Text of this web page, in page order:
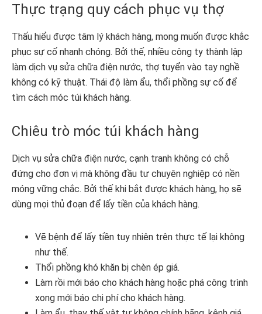
Thực trạng quy cách phục vụ thợ
Thấu hiểu được tâm lý khách hàng, mong muốn được khắc
phục sự cố nhanh chóng. Bởi thế, nhiều công ty thành lập
làm dịch vụ sửa chữa điện nước, thợ tuyển vào tay nghề
không có kỹ thuật. Thái độ làm ẩu, thổi phồng sự cố để
tìm cách móc túi khách hàng.
Chiêu trò móc túi khách hàng
Dịch vụ sửa chữa điện nước, cạnh tranh không có chỗ
đứng cho đơn vị mà không đầu tư chuyên nghiệp có nền
móng vững chắc. Bởi thế khi bắt được khách hàng, họ sẽ
dùng mọi thủ đoạn để lấy tiền của khách hàng.
Vẽ bệnh để lấy tiền tuy nhiên trên thực tế lại không
như thế.
Thổi phồng khó khăn bị chèn ép giá.
Làm rồi mới báo cho khách hàng hoặc phá công trình
xong mới báo chi phí cho khách hàng.